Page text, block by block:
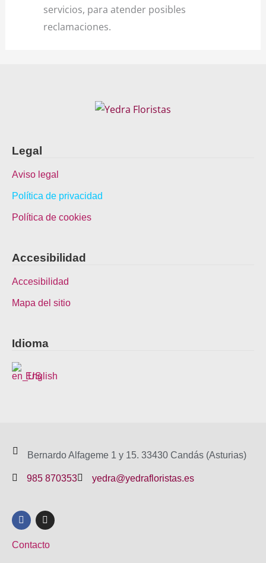
servicios, para atender posibles
reclamaciones.
Legal
Aviso legal
Política de privacidad
Política de cookies
Accesibilidad
Accesibilidad
Mapa del sitio
Idioma
English
Bernardo Alfageme 1 y 15. 33430 Candás (Asturias)
985 870353 yedra@yedrafloristas.es
F
a
c
e
b
I
n
s
t
a
Contacto